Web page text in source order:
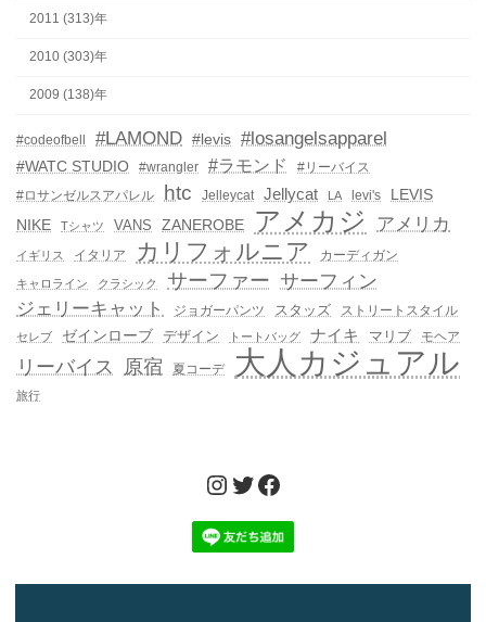
2011 (313)年
2010 (303)年
2009 (138)年
#codeofbell #LAMOND #levis #losangelsapparel
#WATC STUDIO #wrangler #ラモンド
#リーバイス
#ロサンゼルスアパレル
htc Jelleycat Jellycat LA levi's
LEVIS
NIKE
Tシャツ VANS ZANEROBE アメカジ アメリカ
イギリス イタリア カリフォルニア カーディガン
キャロライン クラシック サーファー サーフィン
ジェリーキャット
ジョガーパンツ スタッズ ストリートスタイル
セレブ ゼインローブ デザイン トートバッグ ナイキ マリブ モヘア
リーバイス 原宿 夏コーデ 大人カジュアル
旅行
Instagram
Twitter
Facebook